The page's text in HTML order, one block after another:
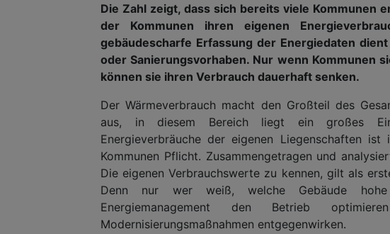
Die Zahl zeigt, dass sich bereits viele Kommunen
der Kommunen ihren eigenen
gebäudescharfe Erfassung der Energiedaten
oder Sanierungsvorhaben. Nur wenn Kommunen
können sie ihren Verbrauch dauerhaft senken.
Der Wärmeverbrauch macht den Großteil des
aus, in diesem Bereich liegt ein großes
Energieverbräuche der eigenen Liegenschaften
Kommunen Pflicht. Zusammengetragen und
Die eigenen Verbrauchswerte zu kennen, gilt als
Denn nur wer weiß, welche Gebäude
Energiemanagement den Betrieb
Modernisierungsmaßnahmen entgegenwirken.